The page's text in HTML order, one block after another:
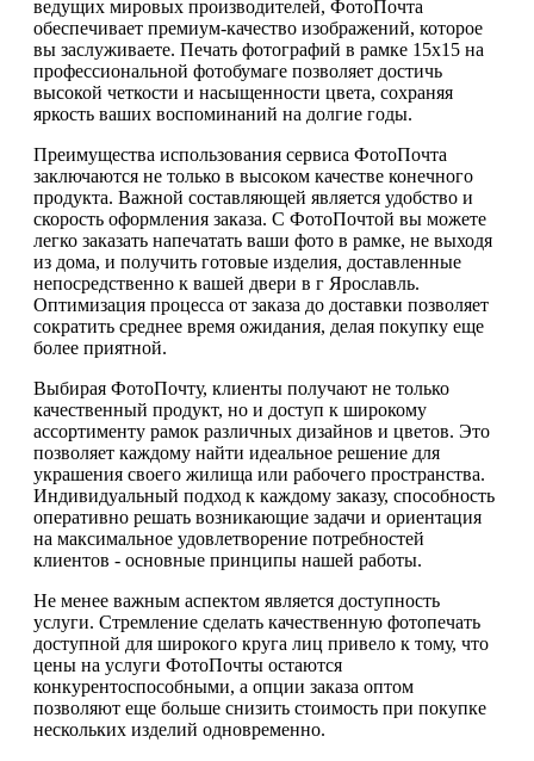
ведущих мировых производителей, ФотоПочта
обеспечивает премиум-качество изображений, которое
вы заслуживаете. Печать фотографий в рамке 15х15 на
профессиональной фотобумаге позволяет достичь
высокой четкости и насыщенности цвета, сохраняя
яркость ваших воспоминаний на долгие годы.
Преимущества использования сервиса ФотоПочта
заключаются не только в высоком качестве конечного
продукта. Важной составляющей является удобство и
скорость оформления заказа. С ФотоПочтой вы можете
легко заказать напечатать ваши фото в рамке, не выходя
из дома, и получить готовые изделия, доставленные
непосредственно к вашей двери в г Ярославль.
Оптимизация процесса от заказа до доставки позволяет
сократить среднее время ожидания, делая покупку еще
более приятной.
Выбирая ФотоПочту, клиенты получают не только
качественный продукт, но и доступ к широкому
ассортименту рамок различных дизайнов и цветов. Это
позволяет каждому найти идеальное решение для
украшения своего жилища или рабочего пространства.
Индивидуальный подход к каждому заказу, способность
оперативно решать возникающие задачи и ориентация
на максимальное удовлетворение потребностей
клиентов - основные принципы нашей работы.
Не менее важным аспектом является доступность
услуги. Стремление сделать качественную фотопечать
доступной для широкого круга лиц привело к тому, что
цены на услуги ФотоПочты остаются
конкурентоспособными, а опции заказа оптом
позволяют еще больше снизить стоимость при покупке
нескольких изделий одновременно.